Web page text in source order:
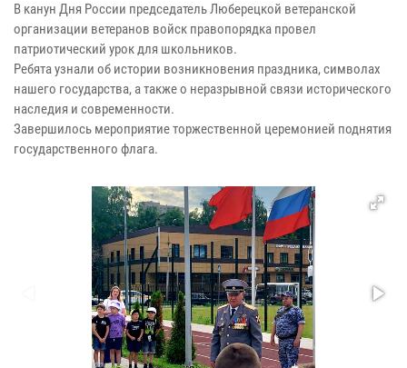
В канун Дня России председатель Люберецкой ветеранской
организации ветеранов войск правопорядка провел
патриотический урок для школьников.
Ребята узнали об истории возникновения праздника, символах
нашего государства, а также о неразрывной связи исторического
наследия и современности.
Завершилось мероприятие торжественной церемонией поднятия
государственного флага.